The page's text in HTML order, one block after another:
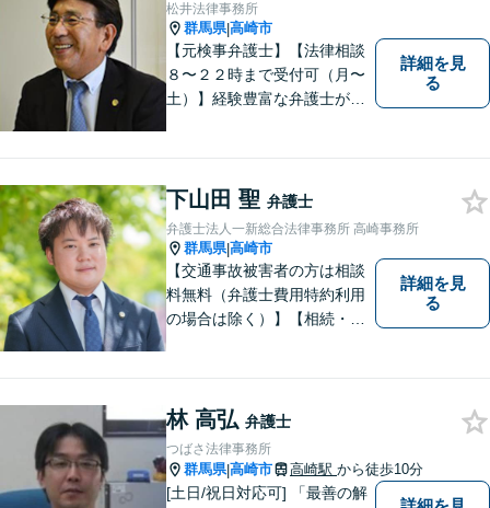
松井法律事務所
群馬県|高崎市
【元検事弁護士】【法律相談
８〜２２時まで受付可（月〜
土）】経験豊富な弁護士が事
自主性を尊重し、的確に対応
致します。
詳細を見
る
下山田 聖 弁護士
弁護士法人一新総合法律事務所 高崎事務所
群馬県|高崎市
【交通事故被害者の方は相談
料無料（弁護士費用特約利用
の場合は除く）】【相続・債
で連携し、問題解決に向けて
取り組みます。おひとりで悩
まずに、お気軽にお問い合わ
せください。
詳細を見
る
林 高弘 弁護士
つばさ法律事務所
群馬県|高崎市 高崎駅 から徒歩10分
[土日/祝日対応可] 「最善の解